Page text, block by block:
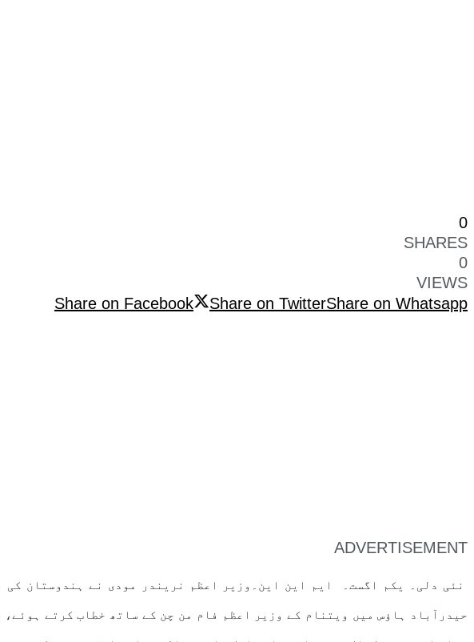
0
SHARES
0
VIEWS
Share on Facebook
Share on TwitterShare on Whatsapp
ADVERTISEMENT
نئی دلی۔ یکم اگست۔ ایم این این۔وزیر اعظم نریندر مودی نے ہندوستان
حیدرآباد ہاؤس میں ویتنام کے وزیر اعظم فام من چن کے ساتھ خطاب کرتے